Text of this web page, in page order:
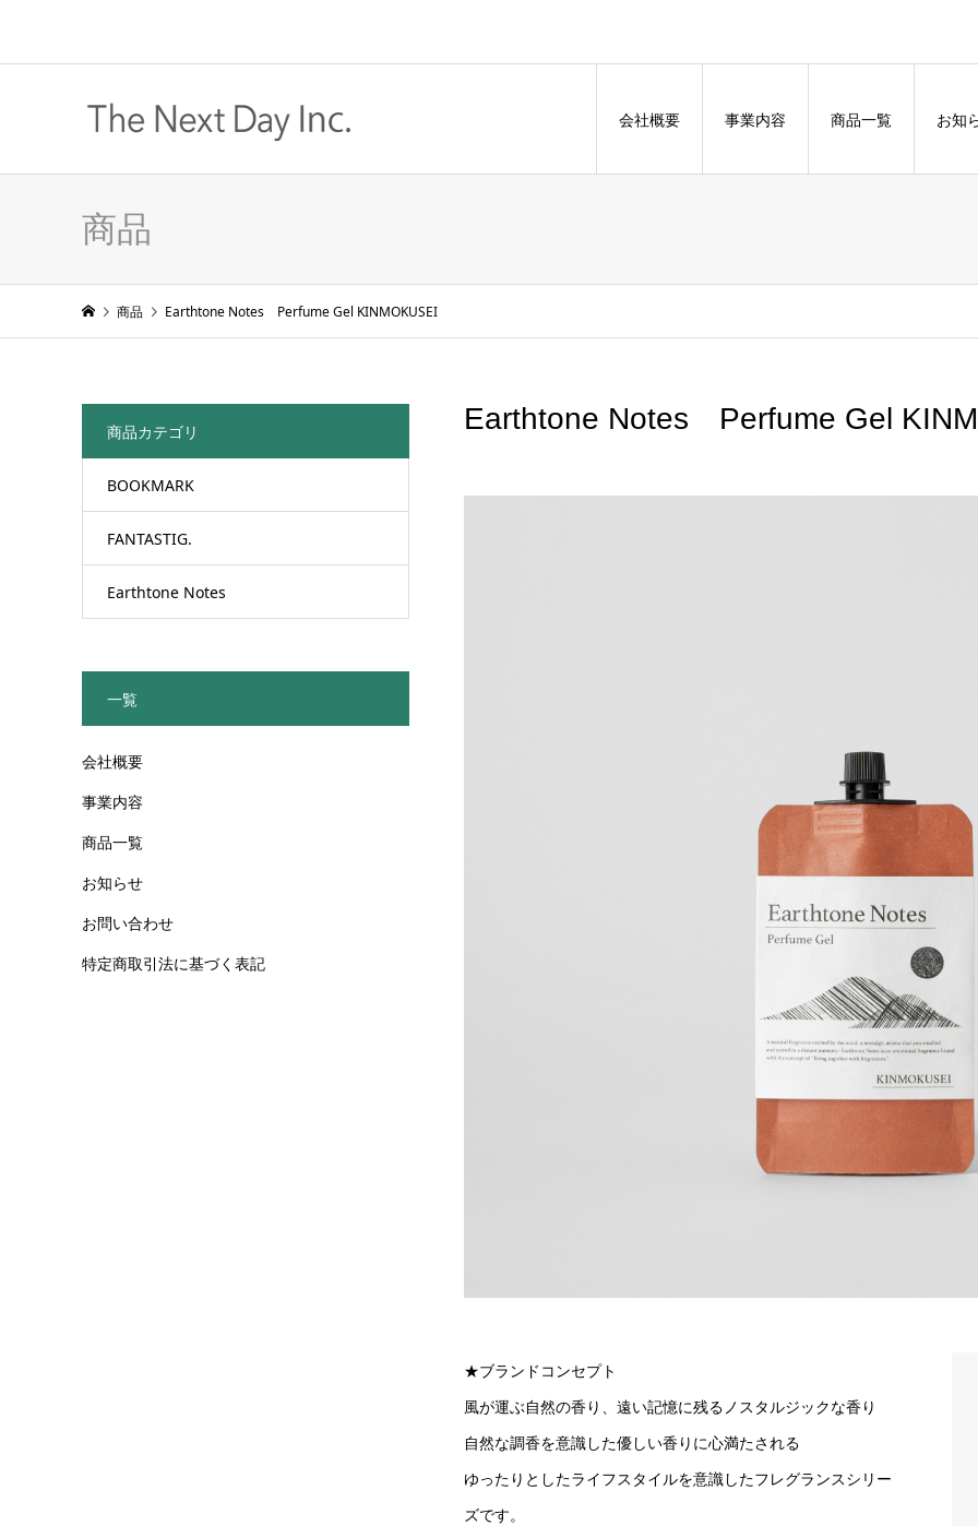
会社概要 事業内容 商品一覧 お知
商品
商品 Earthtone Notes Perfume Gel KINMOKUSEI
Earthtone Notes Perfume Gel
★ブランドコンセプト
風が運ぶ自然の香り、遠い記憶に残るノスタルジックな香り
自然な調香を意識した優しい香りに心満たされる
ゆったりとしたライフスタイルを意識したフレグランスシリー
ズです。
商品カテゴリ
BOOKMARK
FANTASTIG.
Earthtone Notes
一覧
会社概要
事業内容
商品一覧
お知らせ
お問い合わせ
特定商取引法に基づく表記